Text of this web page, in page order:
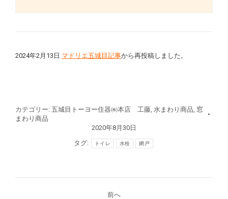
2024年2月13日 マドリエ五城目記事から再投稿しました。
カテゴリー: 五城目トーヨー住器㈱本店 工藤 水まわり商品 窓
まわり商品
2020年8月30日
タグ: トイレ 水栓 網戸
前へ